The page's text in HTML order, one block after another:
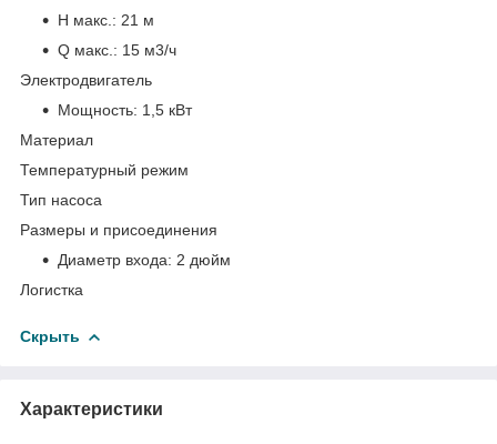
H макс.: 21 м
Q макс.: 15 м3/ч
Электродвигатель
Мощность: 1,5 кВт
Материал
Температурный режим
Тип насоса
Размеры и присоединения
Диаметр входа: 2 дюйм
Логистка
Скрыть
Характеристики